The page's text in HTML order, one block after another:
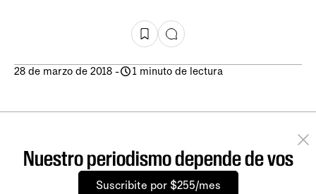
28 de marzo de 2018 - 1 minuto de lectura
Nuestro periodismo depende de vos
Suscribite por $255/mes